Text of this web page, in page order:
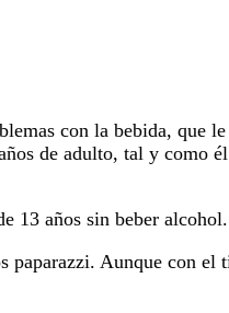
con la bebida, que
de adulto, tal y como
13 años sin beber alcohol.
Aunque con el